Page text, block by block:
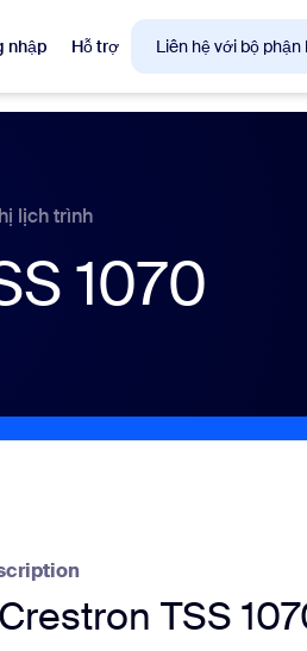
nhập Hỗ trợ Liên hệ với bộ phận
Meetings
lịch trình
1070
TSS